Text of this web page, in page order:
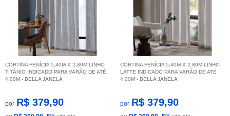
CORTINA FENÍCIA 5,40M X 2,80M LINHO
TITÂNIO INDICADO PARA VARÃO DE ATÉ
4,00M - BELLA JANELA
por R$ 379,90
CORTINA FENÍCIA 5,40M X 2,80M LINHO
LATTE INDICADO PARA VARÃO DE ATÉ
4,00M - BELLA JANELA
por R$ 379,90